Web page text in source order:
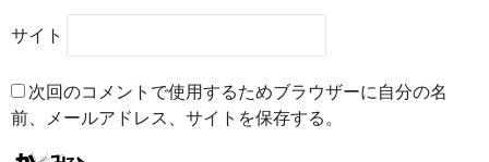
サイト
次回のコメントで使用するためブラウザーに自分の名
前、メールアドレス、サイトを保存する。